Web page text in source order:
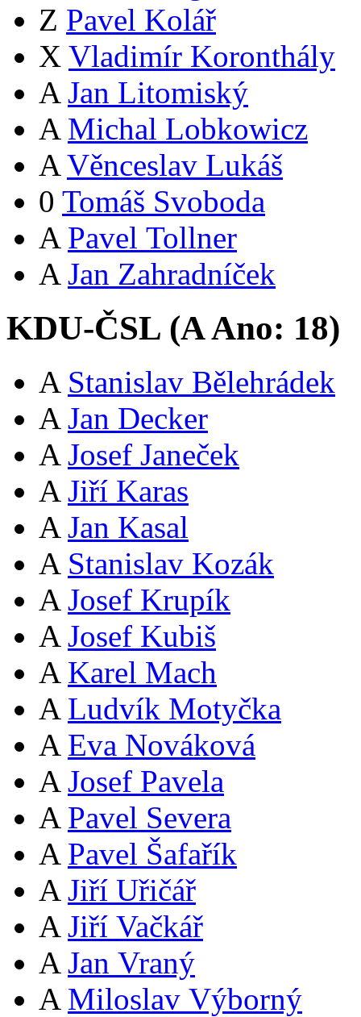
Z Pavel Kolář
X Vladimír Koronthály
A Jan Litomiský
A Michal Lobkowicz
A Věnceslav Lukáš
0 Tomáš Svoboda
A Pavel Tollner
A Jan Zahradníček
KDU-ČSL (AAno: 18)
A Stanislav Bělehrádek
A Jan Decker
A Josef Janeček
A Jiří Karas
A Jan Kasal
A Stanislav Kozák
A Josef Krupík
A Josef Kubiš
A Karel Mach
A Ludvík Motyčka
A Eva Nováková
A Josef Pavela
A Pavel Severa
A Pavel Šafařík
A Jiří Uřičář
A Jiří Vačkář
A Jan Vraný
A Miloslav Výborný